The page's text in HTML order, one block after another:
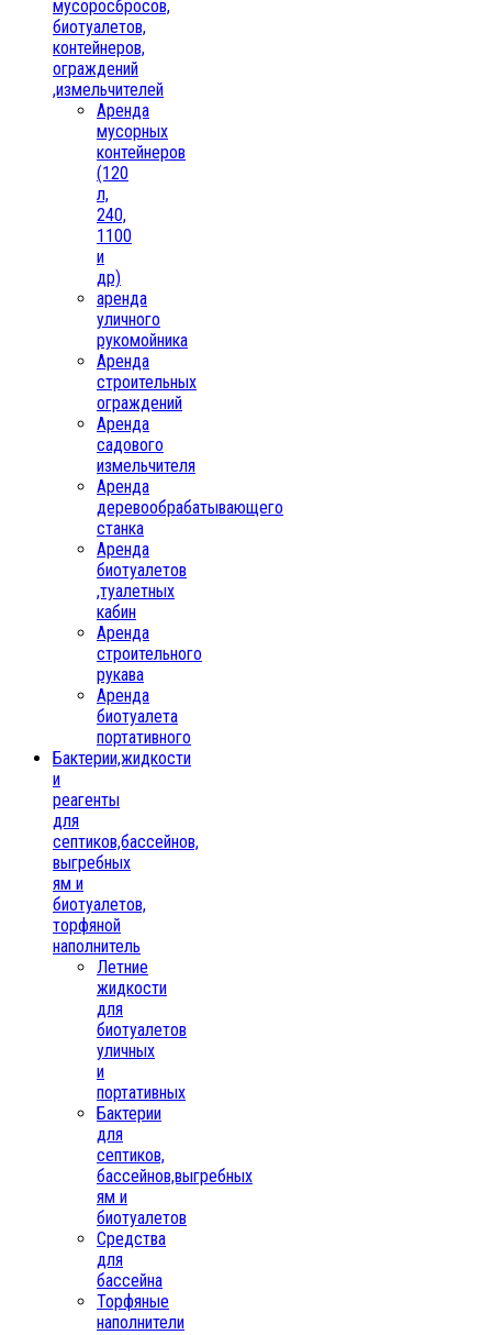
мусоросбросов,
биотуалетов,
контейнеров,
ограждений
,измельчителей
Аренда
мусорных
контейнеров
(120
л,
240,
1100
и
др)
аренда
уличного
рукомойника
Аренда
строительных
ограждений
Аренда
садового
измельчителя
Аренда
деревообрабатывающего
станка
Аренда
биотуалетов
,туалетных
кабин
Аренда
строительного
рукава
Аренда
биотуалета
портативного
Бактерии,жидкости
и
реагенты
для
септиков,бассейнов,
выгребных
ям и
биотуалетов,
торфяной
наполнитель
Летние
жидкости
для
биотуалетов
уличных
и
портативных
Бактерии
для
септиков,
бассейнов,выгребных
ям и
биотуалетов
Средства
для
бассейна
Торфяные
наполнители